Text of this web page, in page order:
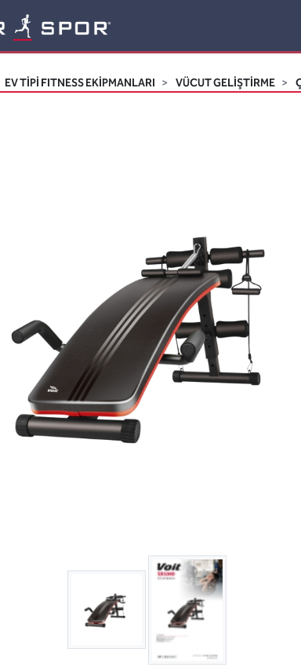
EV TİPİ FITNESS EKİPMANLARI VÜCUT GELİŞTİRME